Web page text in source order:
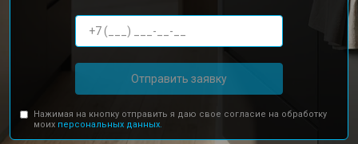
Отправить заявку
Нажимая на кнопку отправить я даю свое согласие на обработку
моих персональных данных.